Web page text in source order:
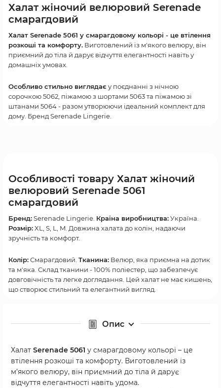
Халат жіночий велюровий Serenade
смарагдовий
Халат Serenade 5061 у смарагдовому кольорі - це втілення
розкоші та комфорту. Виготовлений із м'якого велюру, він
приємний до тіла й дарує відчуття елегантності навіть у
домашніх умовах.
Особливо стильно виглядає у поєднанні з нічною
сорочкою 5062, піжамою з шортами 5063 та піжамою зі
штанами 5064 - разом утворюючи ідеальний комплект для
дому. Бренд Serenade Lingerie.
Особливості товару Халат жіночий
велюровий Serenade 5061
смарагдовий
Бренд:Serenade Lingerie. Країна виробництва:Україна.
Розмір:XL, S, L, M. Довжина халата до колін, надаючи
зручність та комфорт.
Колір:Смарагдовий. Тканина: Велюр, яка приємна на дотик
та м'яка. Склад тканини - 100% поліестер, що забезпечує
довговічність та легке доглядання. Цей халат не має кишень,
що створює стильний та елегантний вигляд.
Опис
Халат Serenade 5061 у смарагдовому кольорі – це
втілення розкоші та комфорту. Виготовлений із
м’якого велюру, він приємний до тіла й дарує
відчуття елегантності навіть удома.